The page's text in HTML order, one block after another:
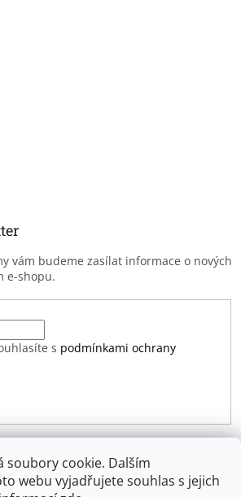
soubory cookie. Dalším
webu vyjadřujete souhlas s jejich
vám budeme zasílat informace o nových
e-shopu.
s podmínkami ochrany
Záruka spokojenosti